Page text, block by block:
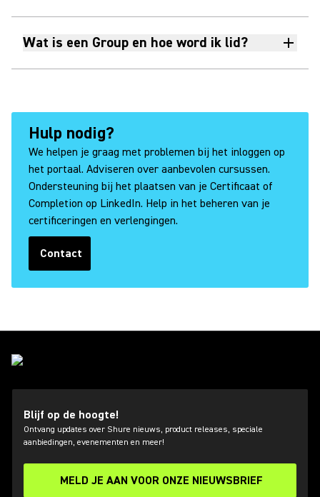
Wat is een Group en hoe word ik lid?
Hulp nodig?
We helpen je graag met problemen bij het inloggen op
het portaal. Adviseren over aanbevolen cursussen.
Ondersteuning bij het plaatsen van je Certificaat of
Completion op LinkedIn. Help in het beheren van je
certificeringen en verlengingen.
Contact
(Opens in a new tab)
Blijf op de hoogte!
Ontvang updates over Shure nieuws, product releases, speciale
aanbiedingen, evenementen en meer!
MELD JE AAN VOOR ONZE NIEUWSBRIEF